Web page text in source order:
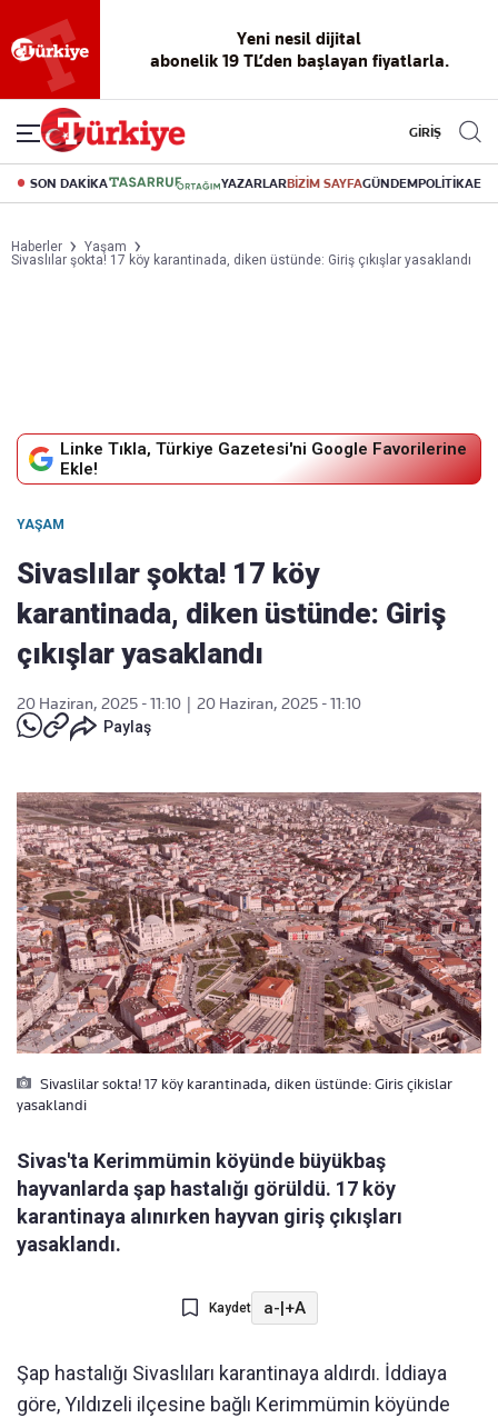
Yeni nesil dijital
abonelik 19 TL’den başlayan fiyatlarla.
GİRİŞ
SON DAKİKA YAZARLARBİZİM SAYFAGÜNDEMPOLİTİKA
Haberler
Yaşam
Sivaslılar şokta! 17 köy karantinada, diken üstünde: Giriş çıkışlar yasaklandı
Linke Tıkla, Türkiye Gazetesi'ni Google Favorilerine
Ekle!
YAŞAM
Sivaslılar şokta! 17 köy
karantinada, diken üstünde: Giriş
çıkışlar yasaklandı
20 Haziran, 2025 - 11:10
20 Haziran, 2025 - 11:10
Paylaş
Sivaslilar sokta! 17 köy karantinada, diken üstünde: Giris çikislar
yasaklandi
Sivas'ta Kerimmümin köyünde büyükbaş
hayvanlarda şap hastalığı görüldü. 17 köy
karantinaya alınırken hayvan giriş çıkışları
yasaklandı.
Kaydet a-|+A
Şap hastalığı Sivaslıları karantinaya aldırdı. İddiaya
göre, Yıldızeli ilçesine bağlı Kerimmümin köyünde